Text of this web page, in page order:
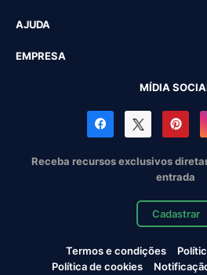
AJUDA
EMPRESA
MÍDIA
Receba recursos exclusivos
entrada
Cadastrar
Termos e condições
Política de cookies